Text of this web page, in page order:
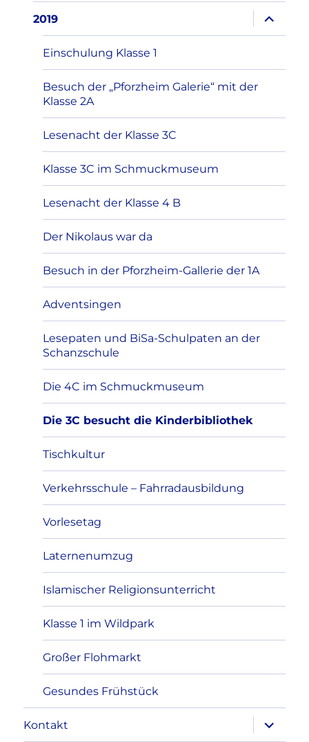
2019
öffnen
Einschulung Klasse 1
Besuch der „Pforzheim Galerie“ mit der
Klasse 2A
Lesenacht der Klasse 3C
Klasse 3C im Schmuckmuseum
Lesenacht der Klasse 4 B
Der Nikolaus war da
Besuch in der Pforzheim-Gallerie der 1A
Adventsingen
Lesepaten und BiSa-Schulpaten an der
Schanzschule
Die 4C im Schmuckmuseum
Die 3C besucht die Kinderbibliothek
Tischkultur
Verkehrsschule – Fahrradausbildung
Vorlesetag
Laternenumzug
Islamischer Religionsunterricht
Klasse 1 im Wildpark
Großer Flohmarkt
Gesundes Frühstück
Kontakt
öffnen